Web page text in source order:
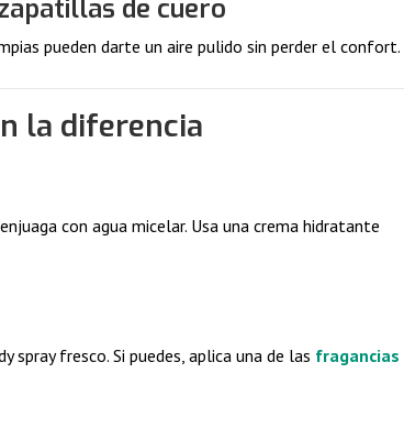
de cuero
pueden darte un aire pulido sin perder el confort.
la diferencia
con agua micelar. Usa una crema hidratante
spray fresco. Si puedes, aplica una de las fragancias